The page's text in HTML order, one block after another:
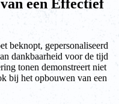
een Effectief
beknopt, gepersonaliseerd
dankbaarheid voor de tijd
tonen demonstreert niet
bij het opbouwen van een